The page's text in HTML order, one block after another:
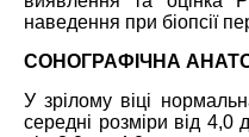
наведення при біопсії
СОНОГРАФІЧНА
У зрілому віці
середні розміри від